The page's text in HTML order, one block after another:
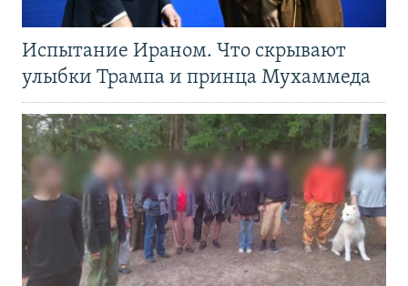
Испытание Ираном. Что скрывают
улыбки Трампа и принца Мухаммеда